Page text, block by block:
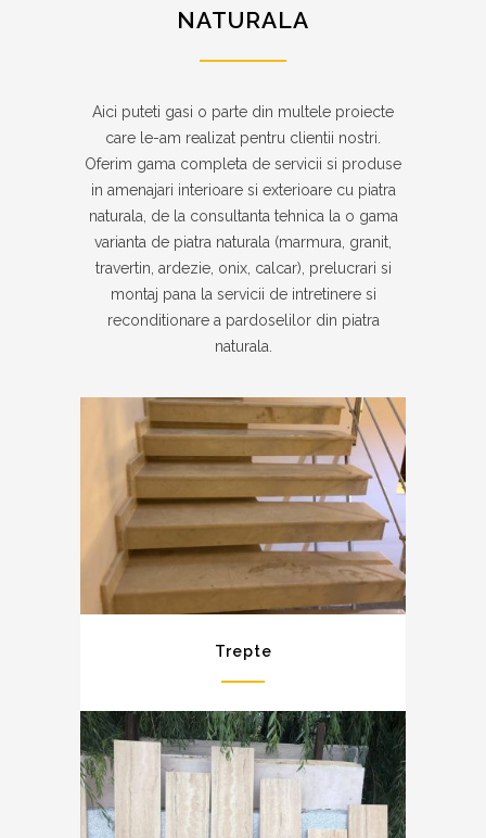
NATURALA
Aici puteti gasi o parte din multele proiecte
care le-am realizat pentru clientii nostri.
Oferim gama completa de servicii si produse
in amenajari interioare si exterioare cu piatra
naturala, de la consultanta tehnica la o gama
varianta de piatra naturala (marmura, granit,
travertin, ardezie, onix, calcar), prelucrari si
montaj pana la servicii de intretinere si
reconditionare a pardoselilor din piatra
naturala.
Trepte